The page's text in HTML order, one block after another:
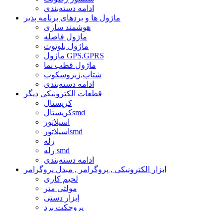
ادامه دسته‌بندی
ماژول ها و بردهای برنامه پذیر
هوشمند سازی
ماژول فاصله
ماژول بلوتوث
ماژول GPS,GPRS
ماژول قطب نما
شتاب,ژیروسکوپ
ادامه دسته‌بندی
قطعات الکترونیکی دیگر
کریستال
کریستالsmd
اسیلاتور
اسیلاتورsmd
رله
رله smd
ادامه دسته‌بندی
ابزار الکترونیکی , پروگرامر , مبدل پروگرامر
لحیم کاری
مولتی متر
ابزار دستی
پروجکت برد